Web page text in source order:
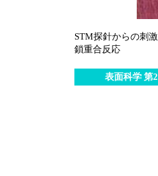
STM探針からの刺
鎖重合反応
表面科学 第